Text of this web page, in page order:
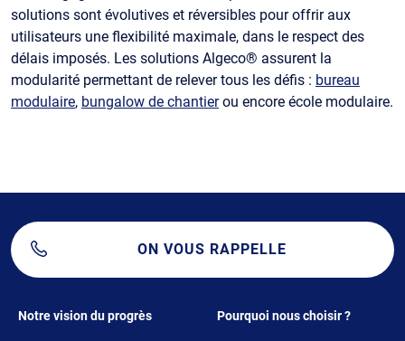
solutions sont évolutives et réversibles pour offrir aux
utilisateurs une flexibilité maximale, dans le respect des
délais imposés. Les solutions Algeco® assurent la
modularité permettant de relever tous les défis : bureau
modulaire, bungalow de chantierou encore école modulaire.
ON VOUS RAPPELLE
Footer 1
Notre vision du progrès Footer 2
Pourquoi nous choisir ?